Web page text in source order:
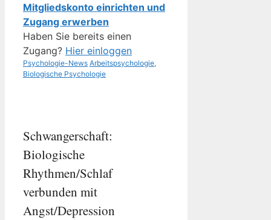
Mitgliedskonto einrichten und
Zugang erwerben
Haben Sie bereits einen
Zugang? Hier einloggen
Kategorien
Psychologie-News Schlagwörter
Arbeitspsychologie,
Biologische Psychologie
Schwangerschaft:
Biologische
Rhythmen/Schlaf
verbunden mit
Angst/Depression